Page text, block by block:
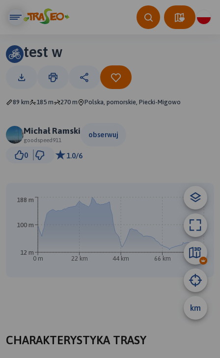
test w
89 km 185 m 270 m Polska, pomorskie, Piecki-Migowo
Michał Ramski
goodspeed911
obserwuj
0 1.0/6
km
0 m 22 km 44 km 66 km 88 km
12 m
100 m
188 m
CHARAKTERYSTYKA TRASY